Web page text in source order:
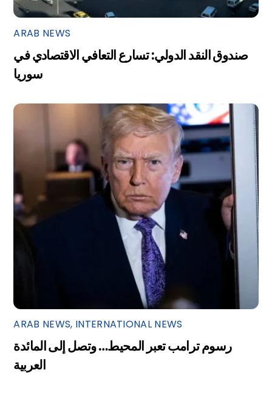
ARAB NEWS
صندوق النقد الدولي: تسارع التعافي الاقتصادي في
سوريا
ARAB NEWS, INTERNATIONAL NEWS
رسوم ترامب تعبر المحيط… وتصل إلى المائدة
العربية